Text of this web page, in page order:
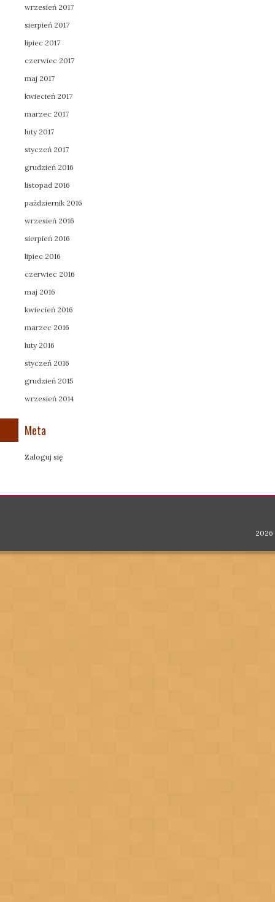
wrzesień 2017
sierpień 2017
lipiec 2017
czerwiec 2017
maj 2017
kwiecień 2017
marzec 2017
luty 2017
styczeń 2017
grudzień 2016
listopad 2016
październik 2016
wrzesień 2016
sierpień 2016
lipiec 2016
czerwiec 2016
maj 2016
kwiecień 2016
marzec 2016
luty 2016
styczeń 2016
grudzień 2015
wrzesień 2014
Meta
Zaloguj się
2026